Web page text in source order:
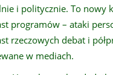
i politycznie. To nowy
programów – ataki
rzeczowych debat i
w mediach.